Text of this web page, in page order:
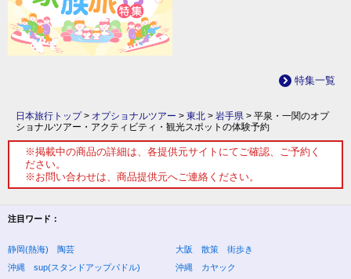
特集一覧
日本旅行トップ> オプショナルツアー > 東北 > 岩手県 > 平泉・一関のオプ
ショナルツアー・アクティビティ・観光スポットの体験予約
※掲載中の商品の詳細は、各提供元サイトにてご確認、ご予約く
ださい。
※お問い合わせは、商品提供元へご連絡ください。
注目ワード：
静岡(熱海) 陶芸
大阪 散策 街歩き
沖縄 sup(スタンドアップパドル)
沖縄 カヤック